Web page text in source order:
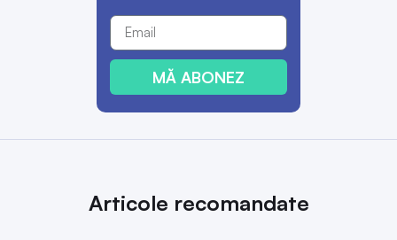
MĂ ABONEZ
Articole recomandate